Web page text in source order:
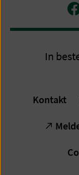
In
Kontakt